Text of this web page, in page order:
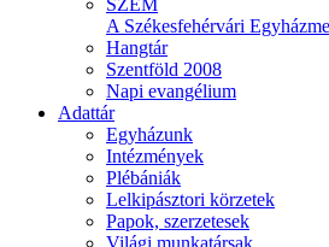
SZEM
A Székesfehérvári
Hangtár
Szentföld 2008
Napi evangélium
Adattár
Egyházunk
Intézmények
Plébániák
Lelkipásztori körzetek
Papok, szerzetesek
Világi munkatársak